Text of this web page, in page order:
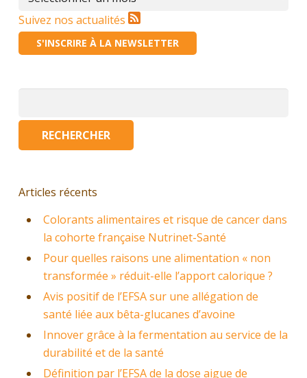
Suivez nos actualités
S'INSCRIRE À LA NEWSLETTER
Articles récents
Colorants alimentaires et risque de cancer dans
la cohorte française Nutrinet-Santé
Pour quelles raisons une alimentation « non
transformée » réduit-elle l’apport calorique ?
Avis positif de l’EFSA sur une allégation de
santé liée aux bêta-glucanes d’avoine
Innover grâce à la fermentation au service de la
durabilité et de la santé
Définition par l’EFSA de la dose aigue de